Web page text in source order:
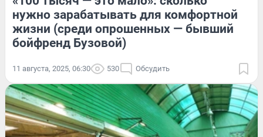
нужно зарабатывать для комфортной
жизни (среди опрошенных — бывший
бойфренд Бузовой)
11 августа, 2025, 06:30 530 Обсудить